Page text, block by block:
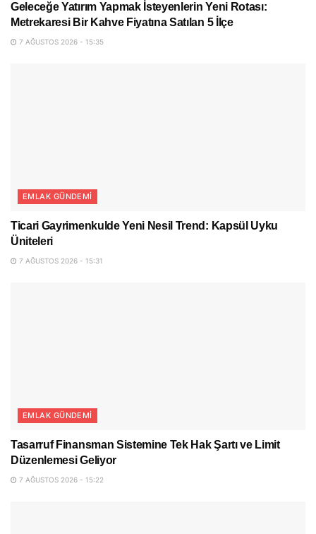
Geleceğe Yatırım Yapmak İsteyenlerin Yeni Rotası:
Metrekaresi Bir Kahve Fiyatına Satılan 5 İlçe
7 AĞUSTOS 2026 - 15:35
EMLAK GÜNDEMI
Ticari Gayrimenkulde Yeni Nesil Trend: Kapsül Uyku
Üniteleri
7 AĞUSTOS 2026 - 15:31
EMLAK GÜNDEMI
Tasarruf Finansman Sistemine Tek Hak Şartı ve Limit
Düzenlemesi Geliyor
7 AĞUSTOS 2026 - 15:22